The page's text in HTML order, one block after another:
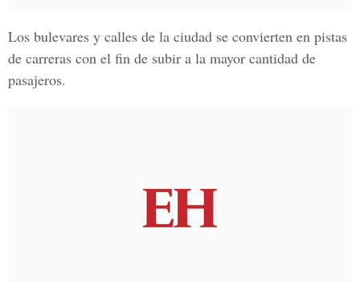
Los bulevares y calles de la ciudad se convierten en pistas
de carreras con el fin de subir a la mayor cantidad de
pasajeros.